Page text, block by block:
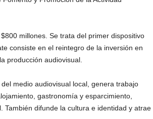
millones. Se trata del primer dispositivo
consiste en el reintegro de la inversión en
producción audiovisual.
medio audiovisual local, genera trabajo
gastronomía y esparcimiento,
difunde la cultura e identidad y atrae